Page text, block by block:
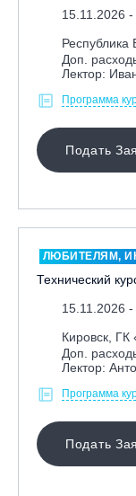
15.11.2026
Доп.
Лектор:
Программа
Подать
ЛЮБИТЕЛЯМ,
Технический
15.11.2026
Кировск,
Доп.
Лектор:
Программа
Подать